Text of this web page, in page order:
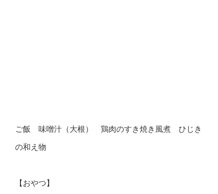
ご飯 味噌汁（大根） 鶏肉のすき焼き風煮 ひじき
の和え物
【おやつ】